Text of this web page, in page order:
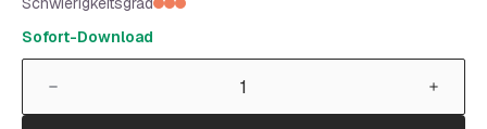
Sofort-Download